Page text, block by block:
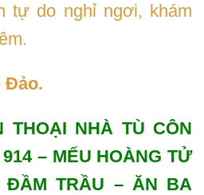
tự do nghỉ ngơi, khám
Đảo.
THOẠI NHÀ TÙ CÔN
– MẾU HOÀNG TỬ
TRẦU – ĂN BA